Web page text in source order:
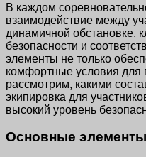
В каждом
взаимодействие между
динамичной обстановке,
безопасности и
элементы не только
комфортные условия для
рассмотрим, какими
экипировка для
высокий уровень
Основные